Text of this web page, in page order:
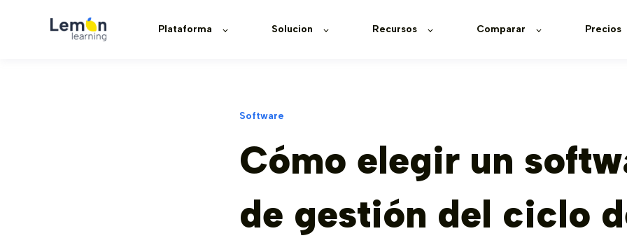
Plataforma Solucion Recursos Comparar Precios
Software
Cómo elegir un
de gestión del ciclo